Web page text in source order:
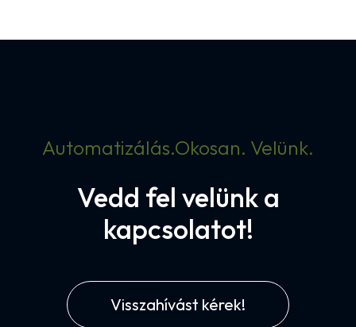
Automatizálás.Okosan. Velünk.
Vedd fel velünk a
kapcsolatot!
Visszahívást kérek!